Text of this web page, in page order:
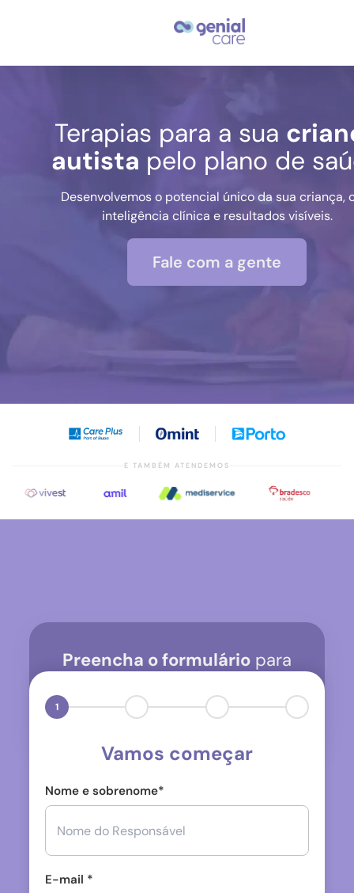
Terapias para a sua
autista pelo plano de
Desenvolvemos o potencial único da sua criança,
inteligência clínica e resultados visíveis.
Fale com a gente
E TAMBÉM ATENDEMOS
Preencha o formulário para
1
Vamos começar
Nome e sobrenome*
E-mail *